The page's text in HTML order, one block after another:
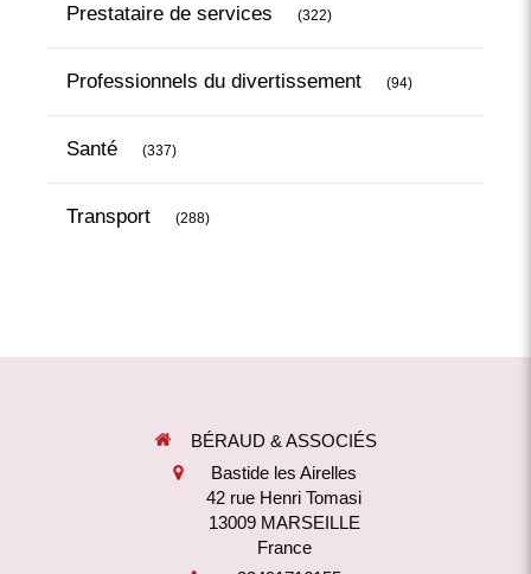
Prestataire de services (322)
Professionnels du divertissement (94)
Santé (337)
Transport (288)
BÉRAUD & ASSOCIÉS
Bastide les Airelles
42 rue Henri Tomasi
13009 MARSEILLE
France